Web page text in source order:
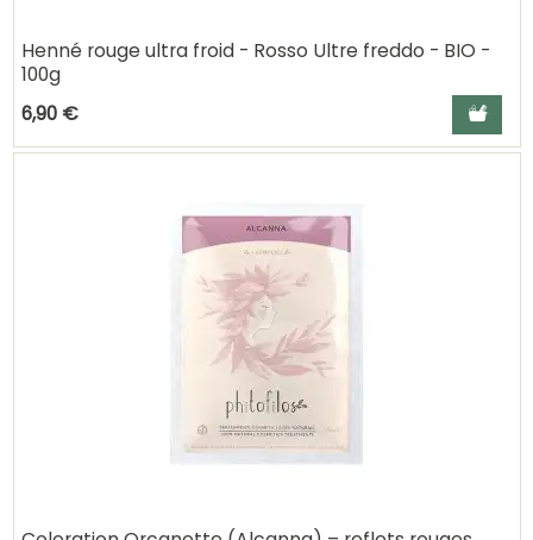
Henné rouge ultra froid - Rosso Ultre freddo - BIO -
100g
6,90 €
Ajouter